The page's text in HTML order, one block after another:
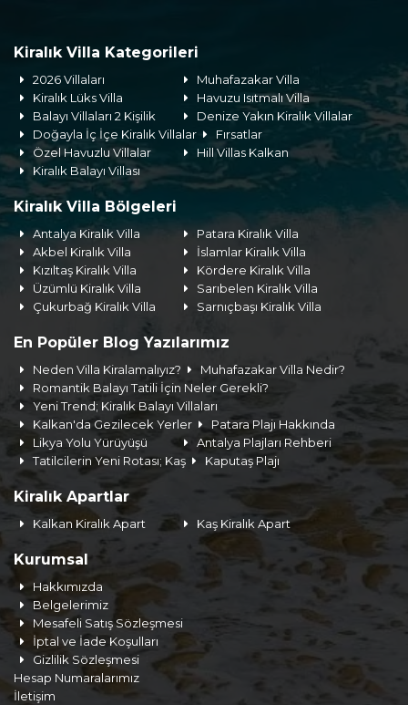
Kiralık Villa Kategorileri
2026 Villaları
Muhafazakar Villa
Kiralık Lüks Villa
Havuzu Isıtmalı Villa
Balayı Villaları 2 Kişilik
Denize Yakın Kiralık Villalar
Doğayla İç İçe Kiralık Villalar
Fırsatlar
Özel Havuzlu Villalar
Hill Villas Kalkan
Kiralık Balayı Villası
Kiralık Villa Bölgeleri
Antalya Kiralık Villa
Patara Kiralık Villa
Akbel Kiralık Villa
İslamlar Kiralık Villa
Kızıltaş Kiralık Villa
Kördere Kiralık Villa
Üzümlü Kiralık Villa
Sarıbelen Kiralık Villa
Çukurbağ Kiralık Villa
Sarnıçbaşı Kiralık Villa
En Popüler Blog Yazılarımız
Neden Villa Kiralamalıyız?
Muhafazakar Villa Nedir?
Romantik Balayı Tatili İçin Neler Gerekli?
Yeni Trend; Kiralık Balayı Villaları
Kalkan'da Gezilecek Yerler
Patara Plajı Hakkında
Likya Yolu Yürüyüşü
Antalya Plajları Rehberi
Tatilcilerin Yeni Rotası; Kaş
Kaputaş Plajı
Kiralık Apartlar
Kalkan Kiralık Apart Kaş Kiralık Apart
Kurumsal
Hakkımızda
Belgelerimiz
Mesafeli Satış Sözleşmesi
İptal ve İade Koşulları
Gizlilik Sözleşmesi
Hesap Numaralarımız
İletişim